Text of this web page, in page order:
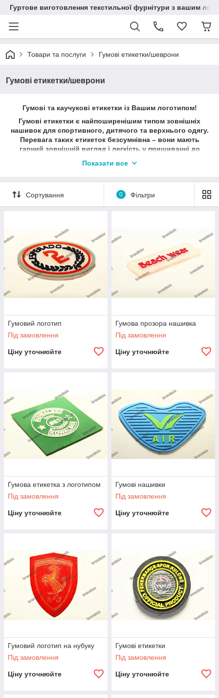
Гуртове виготовлення текстильної фурнітури з вашим
Товари та послуги Гумові етикетки/шеврони
Гумові етикетки/шеврони
Гумові та каучукові етикетки із Вашим логотипом!
Гумові етикетки є найпоширенішим типом зовнішніх
нашивок для спортивного, дитячого та верхнього одягу.
Перевага таких етикеток безсумнівна – вони мають
гарний зовнішній вигляд і легкість у пришиванні до
виготовлена в потрібному вам кольорі та відтінку, як в
Якщо ви не знаєте який краще колір обрати або маєте
велику палітру тканин в роботі, тоді ви можете вибрати
каучукові етикетки з прозорою основою, вони ідеально
може кріпитись у зовнішньому боковому шві
повсякденного та спортивного одягу, кріпитися на
застібці-блискавці, а також на аксесуарах (сумках,
портмоне). Також можна зустріти такі нашивки на
військовій формі, рюкзаках, бейсболках, взутті, худі і
навіть на білизні на зовнішній стороні виробу. Варіантів
використання велика кількість, ви надсилайте нам свої
макети, а ми допоможемо вам в реалізації вашого
Мінімальний тираж таких нашивок - 1000шт.
Показати все
Сортування 0 Фільтри
Гумовий логотип
Під замовлення
Ціну уточнюйте
Гумова прозора нашивка
Під замовлення
Ціну уточнюйте
Гумова етикетка з логотипом
Під замовлення
Ціну уточнюйте
Гумові нашивки
Під замовлення
Ціну уточнюйте
Гумовий логотип на нубуку
Під замовлення
Ціну уточнюйте
Гумові етикетки
Під замовлення
Ціну уточнюйте